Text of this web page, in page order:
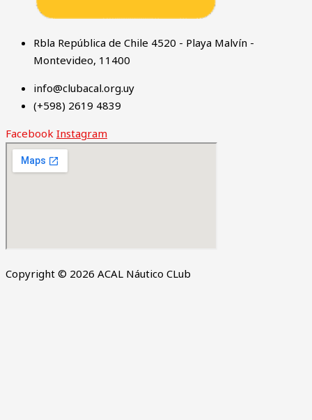
Rbla República de Chile 4520 - Playa Malvín -
Montevideo, 11400
info@clubacal.org.uy
(+598) 2619 4839
Facebook Instagram
Copyright © 2026 ACAL Náutico CLub